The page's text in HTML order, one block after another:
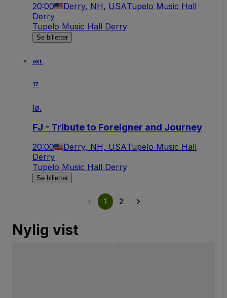
20:00 Derry, NH, USATupelo Music Hall
Derry
Tupelo Music Hall Derry
Se billetter
okt.
17
lø.
FJ - Tribute to Foreigner and Journey
20:00 Derry, NH, USATupelo Music Hall
Derry
Tupelo Music Hall Derry
Se billetter
1 2
Nylig vist